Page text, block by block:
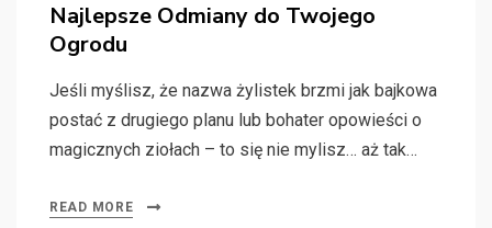
Najlepsze Odmiany do Twojego
Ogrodu
Jeśli myślisz, że nazwa żylistek brzmi jak bajkowa
postać z drugiego planu lub bohater opowieści o
magicznych ziołach – to się nie mylisz… aż tak…
READ MORE